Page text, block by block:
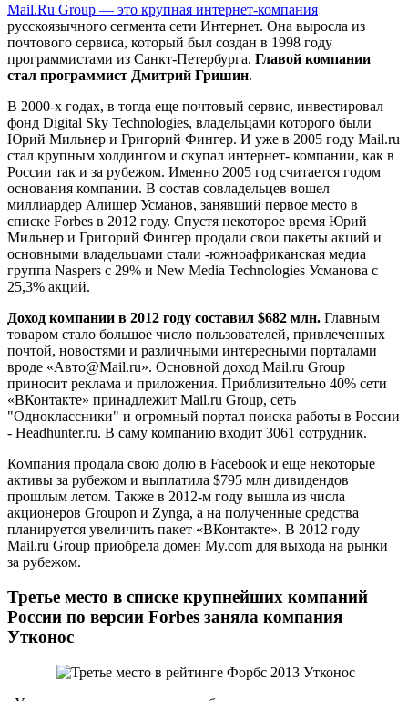
Mail.Ru Group — это крупная интернет-компания
русскоязычного сегмента сети Интернет. Она выросла из
почтового сервиса, который был создан в 1998 году
программистами из Санкт-Петербурга. Главой компании
стал программист Дмитрий Гришин.
В 2000-х годах, в тогда еще почтовый сервис, инвестировал
фонд Digital Sky Technologies, владельцами которого были
Юрий Мильнер и Григорий Фингер. И уже в 2005 году Mail.ru
стал крупным холдингом и скупал интернет- компании, как в
России так и за рубежом. Именно 2005 год считается годом
основания компании. В состав совладельцев вошел
миллиардер Алишер Усманов, занявший первое место в
списке Forbes в 2012 году. Спустя некоторое время Юрий
Мильнер и Григорий Фингер продали свои пакеты акций и
основными владельцами стали -южноафриканская медиа
группа Naspers с 29% и New Media Technologies Усманова с
25,3% акций.
Доход компании в 2012 году составил $682 млн. Главным
товаром стало большое число пользователей, привлеченных
почтой, новостями и различными интересными порталами
вроде «Авто@Mail.ru». Основной доход Mail.ru Group
приносит реклама и приложения. Приблизительно 40% сети
«ВКонтакте» принадлежит Mail.ru Group, сеть
"Одноклассники" и огромный портал поиска работы в России
- Headhunter.ru. В саму компанию входит 3061 сотрудник.
Компания продала свою долю в Facebook и еще некоторые
активы за рубежом и выплатила $795 млн дивидендов
прошлым летом. Также в 2012-м году вышла из числа
акционеров Groupon и Zynga, а на полученные средства
планируется увеличить пакет «ВКонтакте». В 2012 году
Mail.ru Group приобрела домен My.com для выхода на рынки
за рубежом.
Третье место в списке крупнейших компаний
России по версии Forbes заняла компания
Утконос